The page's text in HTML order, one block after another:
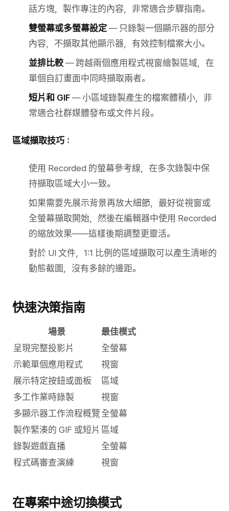
話方塊，製作專注的內容，非常適合步驟指南。
雙螢幕或多螢幕設定 — 只錄製一個顯示器的部分
內容，不擷取其他顯示器，有效控制檔案大小。
並排比較 — 跨越兩個應用程式視窗繪製區域，在
單個自訂畫面中同時擷取兩者。
短片和 GIF — 小區域錄製產生的檔案體積小，非
常適合社群媒體發布或文件片段。
區域擷取技巧：
使用 Recorded 的螢幕參考線，在多次錄製中保
持擷取區域大小一致。
如果需要先展示背景再放大細節，最好從視窗或
全螢幕擷取開始，然後在編輯器中使用 Recorded
的縮放效果——這樣後期調整更靈活。
對於 UI 文件，1:1 比例的區域擷取可以產生清晰的
動態截圖，沒有多餘的邊距。
快速決策指南
場景
最佳模式
呈現完整投影片
全螢幕
示範單個應用程式
視窗
展示特定按鈕或面板
區域
多工作業時錄製
視窗
多顯示器工作流程概覽全螢幕
製作緊湊的 GIF 或短片 區域
錄製遊戲直播
全螢幕
程式碼審查演練
視窗
在專案中途切換模式